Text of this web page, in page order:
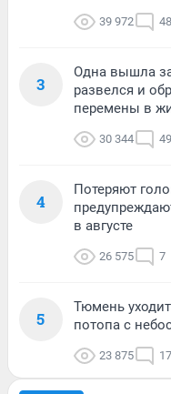
39 972 48
3
Одна вышла
развелся и
перемены в
30 344 49
4
Потеряют
в августе
26 575 7
5
Тюмень
потопа с
23 875